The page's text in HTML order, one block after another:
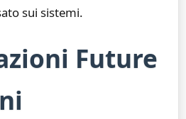
sui sistemi.
Future